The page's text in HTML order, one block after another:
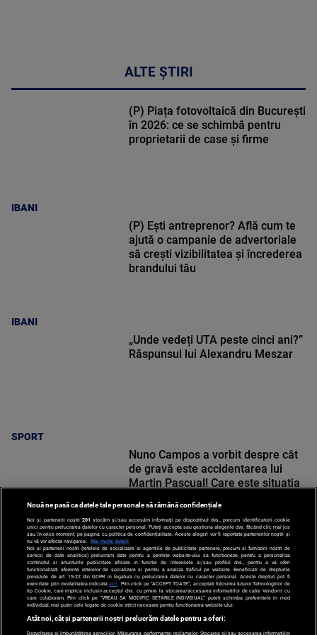
ALTE ȘTIRI
IBANI
(P) Piața fotovoltaică din București
în 2026: ce se schimbă pentru
proprietarii de case și firme
IBANI
(P) Ești antreprenor? Află cum te
ajută o campanie de advertoriale
să crești vizibilitatea și încrederea
brandului tău
SPORT
„Unde vedeți UTA peste cinci ani?”
Răspunsul lui Alexandru Meszar
SPORT
Nuno Campos a vorbit despre cât
de gravă este accidentarea lui
Martin Pascual! Care este situația
Nouă ne pasă ca datele tale personale să rămână confidențiale
Noi și partenerii noștri 201 stocăm și/sau accesăm informații pe dispozitivul dvs., precum identificatorii cookie
unici pentru prelucrarea datelor cu caracter personal. Puteți accepta sau gestiona alegerile dvs. făcând clic mai jos
sau în orice moment, pe pagina cu politica de confidențialitate. Aceste alegeri vor fi raportate partenerilor noștri și
nu vă vor afecta navigarea.
Mai multe detalii
Noi si partenerii nostri (retelele de socializare si agentiile de publicitate partenere, precum si furnizorii nostri de
servicii de date analitice) prelucram date pentru a permite website-ului sa functioneze, pentru a personaliza
continutul si anunturile publicitare afisate in functie de interesele si/sau profilul dvs., pentru a va oferi
functionalitati aferente retelelor de socializare si pentru a analiza traficul pe website. Beneficiati de drepturile
prevazute de art. 15-22 din GDPR in legatura cu prelucrarea datelor cu caracter personal. Aceste drepturi pot fi
exercitate prin modalitatea indicataaici . Prin click pe “ACCEPT TOATE”, acceptati folosirea tuturor Tehnologiilor de
tip Cookie, care implica inclusiv acceptul dvs. cu privire la stocarea/accesarea informatiilor de catre Vendor-ii cu
care colaboram. Prin click pe “VREAU SA MODIFIC SETARILE INDIVIDUAL” puteti schimba preferintele in mod
individual, mai putin cele legate de cookie strict necesare pentru functionarea website-ului.
Atât noi, cât și partenerii noștri prelucrăm datele pentru a oferi:
Dezvoltarea și îmbunătățirea serviciilor. Măsurarea performanței reclamelor. Stocarea și/sau accesarea informațiilor